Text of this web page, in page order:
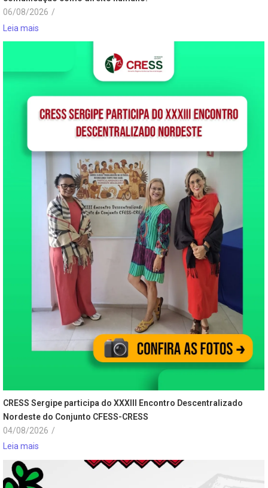
06/08/2026 /
Leia mais
CRESS Sergipe participa do XXXIII Encontro Descentralizado
Nordeste do Conjunto CFESS-CRESS
04/08/2026 /
Leia mais